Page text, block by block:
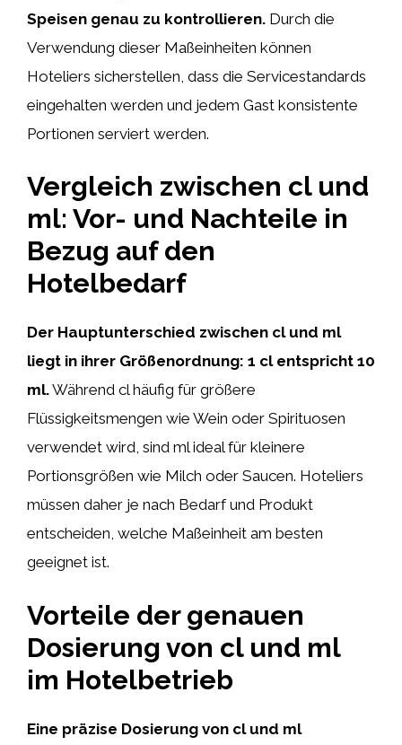
Speisen genau zu kontrollieren. Durch die
Verwendung dieser Maßeinheiten können
Hoteliers sicherstellen, dass die Servicestandards
eingehalten werden und jedem Gast konsistente
Portionen serviert werden.
Vergleich zwischen cl und
ml: Vor- und Nachteile in
Bezug auf den
Hotelbedarf
Der Hauptunterschied zwischen cl und ml
liegt in ihrer Größenordnung: 1 cl entspricht 10
ml.Während cl häufig für größere
Flüssigkeitsmengen wie Wein oder Spirituosen
verwendet wird, sind ml ideal für kleinere
Portionsgrößen wie Milch oder Saucen. Hoteliers
müssen daher je nach Bedarf und Produkt
entscheiden, welche Maßeinheit am besten
geeignet ist.
Vorteile der genauen
Dosierung von cl und ml
im Hotelbetrieb
Eine präzise Dosierung von cl und ml